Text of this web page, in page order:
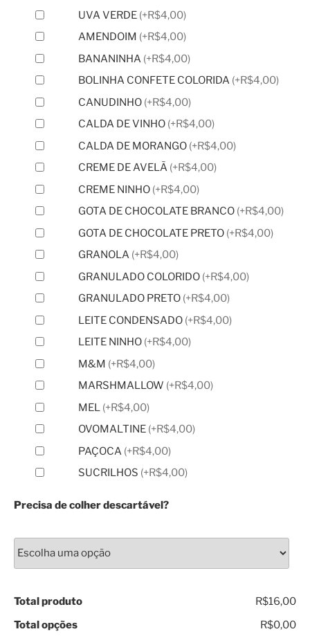
UVA VERDE (+R$4,00)
AMENDOIM (+R$4,00)
BANANINHA (+R$4,00)
BOLINHA CONFETE COLORIDA (+R$4,00)
CANUDINHO (+R$4,00)
CALDA DE VINHO (+R$4,00)
CALDA DE MORANGO (+R$4,00)
CREME DE AVELÃ (+R$4,00)
CREME NINHO (+R$4,00)
GOTA DE CHOCOLATE BRANCO (+R$4,00)
GOTA DE CHOCOLATE PRETO (+R$4,00)
GRANOLA (+R$4,00)
GRANULADO COLORIDO (+R$4,00)
GRANULADO PRETO (+R$4,00)
LEITE CONDENSADO (+R$4,00)
LEITE NINHO (+R$4,00)
M&M (+R$4,00)
MARSHMALLOW (+R$4,00)
MEL (+R$4,00)
OVOMALTINE (+R$4,00)
PAÇOCA (+R$4,00)
SUCRILHOS (+R$4,00)
Precisa de colher descartável?
Total produto
R$16,00
Total opções
R$0,00